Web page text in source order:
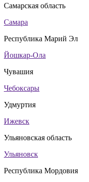
Самарская область
Самара
Республика Марий Эл
Йошкар-Ола
Чувашия
Чебоксары
Удмуртия
Ижевск
Ульяновская область
Ульяновск
Республика Мордовия